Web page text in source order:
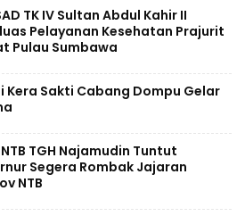
TK IV Sultan Abdul Kahir II
Pelayanan Kesehatan Prajurit
Pulau Sumbawa
Kera Sakti Cabang Dompu Gelar
TGH Najamudin Tuntut
Segera Rombak Jajaran
NTB